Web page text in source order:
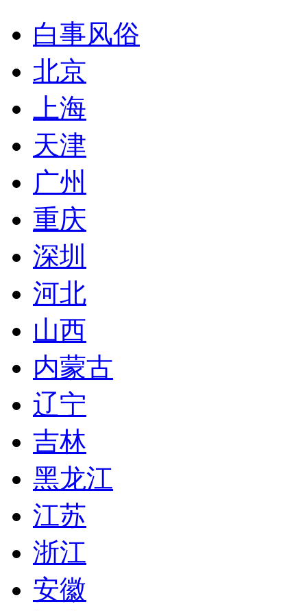
白事风俗
北京
上海
天津
广州
重庆
深圳
河北
山西
内蒙古
辽宁
吉林
黑龙江
江苏
浙江
安徽